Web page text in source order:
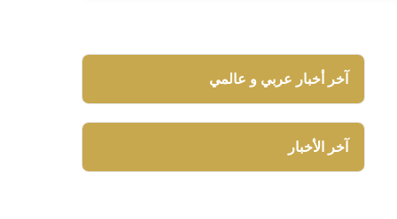
آخر أخبار عربي و عالمي
آخر الأخبار